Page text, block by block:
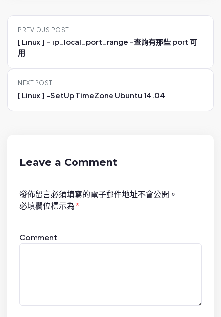
P
t
PREVIOUS POST
[ Linux ] – ip_local_port_range -查詢有那些 port 可
用
NEXT POST
[ Linux ] -SetUp TimeZone Ubuntu 14.04
Leave a Comment
發佈留言必須填寫的電子郵件地址不會公開。
必填欄位標示為*
Comment